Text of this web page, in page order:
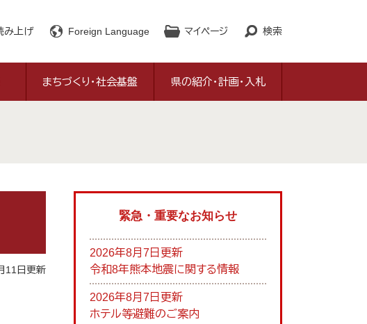
み上げ Foreign Language マイページ 検索
まちづくり・社会基盤 県の紹介・計画・入札
11日更新
緊急・重要なお知らせ
2026年8月7日更新
令和8年熊本地震に関する情報
2026年8月7日更新
ホテル等避難のご案内